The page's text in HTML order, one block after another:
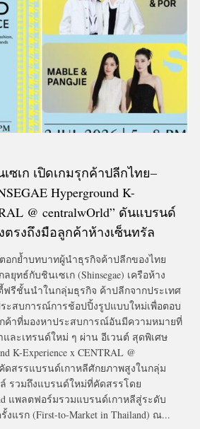
ซเก เปิดเกมรุกค้าปลีกไทย–
Hyperground K-
@ centralwOrld” ดันแบรนด์
ตรงถึงมือลูกค้าห้างเซ็นทรัล
กย้ำบทบาทผู้นำธุรกิจค้าปลีกของไทย
ยุทธ์กับชินเซเก (Shinsegae) เครือห้าง
รีชั้นนำในกลุ่มธุรกิจ ค้าปลีกจากประเทศ
ะสบการณ์การช้อปปิ้งรูปแบบใหม่เพื่อตอบ
ค้าที่มองหาประสบการณ์อันมีความหมายที่
ละเทรนด์ใหม่ ๆ ผ่าน อีเวนต์ สุดพิเศษ
K-Experience x CENTRAL @
คัดสรรแบรนด์เกาหลีศักยภาพสูงในกลุ่ม
รวมถึงแบรนด์ใหม่ที่คัดสรรโดย
แพลตฟอร์มรวมแบรนด์เกาหลีสู่ระดับ
แรก (First-to-Market in Thailand) ณ...